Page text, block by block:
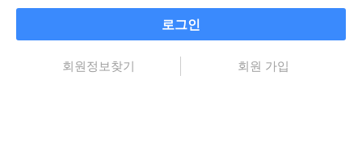
로그인
회원정보찾기 회원 가입